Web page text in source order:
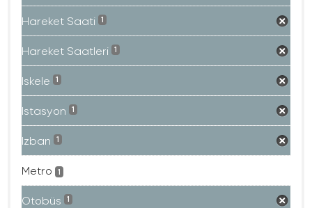
Hareket Saati 1
Hareket Saatleri 1
Iskele 1
Istasyon 1
Izban 1
Metro 1
Otobüs 1